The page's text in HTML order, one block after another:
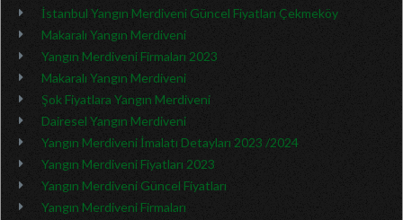
İstanbul Yangın Merdiveni Güncel Fiyatları Çekmeköy
Makaralı Yangın Merdiveni
Yangın Merdiveni Firmaları 2023
Makaralı Yangın Merdiveni
Şok Fiyatlara Yangın Merdiveni
Dairesel Yangın Merdiveni
Yangın Merdiveni İmalatı Detayları 2023 /2024
Yangın Merdiveni Fiyatları 2023
Yangın Merdiveni Güncel Fiyatları
Yangın Merdiveni Firmaları